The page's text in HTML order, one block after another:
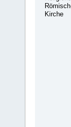
Kirche